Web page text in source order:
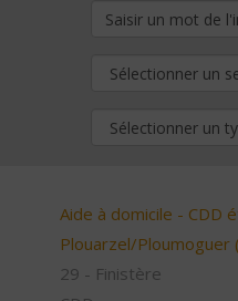
Aide à domicile - CDD
Plouarzel/Ploumoguer
29 - Finistère